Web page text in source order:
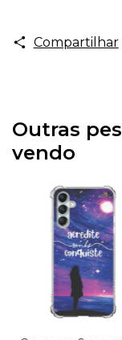
Compartilhar
Outras
vendo